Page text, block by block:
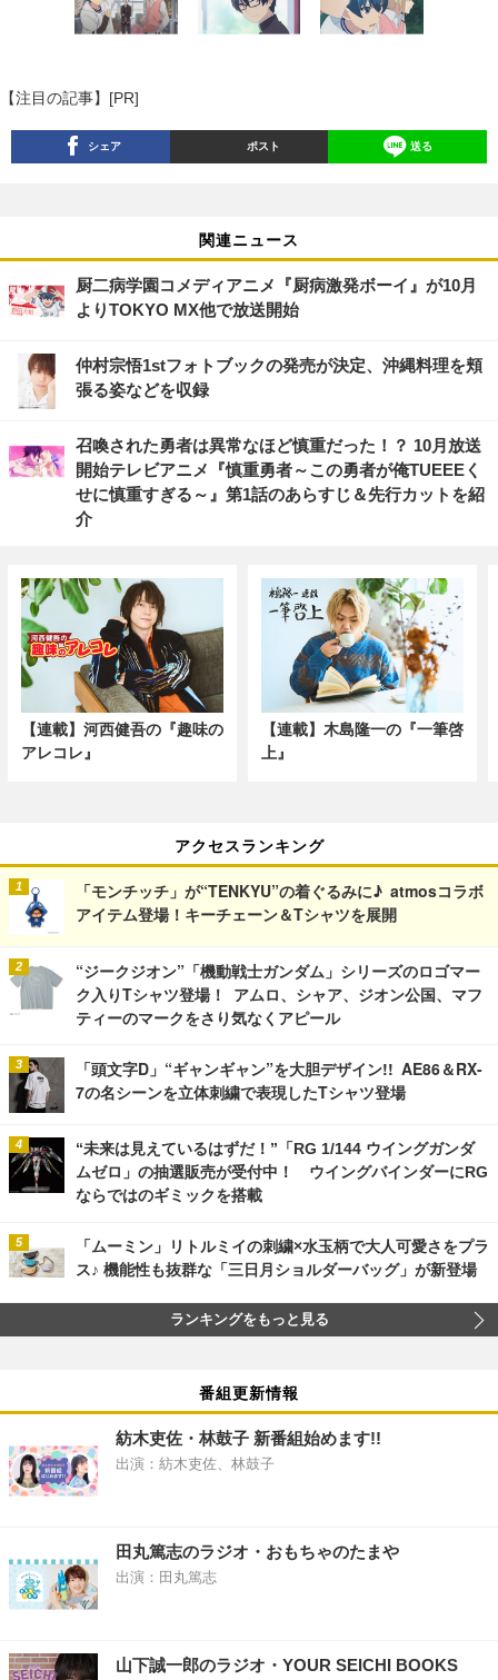
【注目の記事】[PR]
シェア ポスト 送る
関連ニュース
厨二病学園コメディアニメ『厨病激発ボーイ』が10月
よりTOKYO MX他で放送開始
仲村宗悟1stフォトブックの発売が決定、沖縄料理を頬
張る姿などを収録
召喚された勇者は異常なほど慎重だった！？ 10月放送
開始テレビアニメ『慎重勇者～この勇者が俺TUEEEく
せに慎重すぎる～』第1話のあらすじ＆先行カットを紹
介
【連載】河西健吾の『趣味の
アレコレ』
【連載】木島隆一の『一筆啓
上』
アクセスランキング
「モンチッチ」が“TENKYU”の着ぐるみに♪ atmosコラボ
アイテム登場！キーチェーン＆Tシャツを展開
“ジークジオン”「機動戦士ガンダム」シリーズのロゴマー
ク入りTシャツ登場！ アムロ、シャア、ジオン公国、マフ
ティーのマークをさり気なくアピール
「頭文字D」“ギャンギャン”を大胆デザイン!! AE86＆RX-
7の名シーンを立体刺繍で表現したTシャツ登場
“未来は見えているはずだ！”「RG 1/144 ウイングガンダ
ムゼロ」の抽選販売が受付中！ ウイングバインダーにRG
ならではのギミックを搭載
「ムーミン」リトルミイの刺繍×水玉柄で大人可愛さをプラ
ス♪ 機能性も抜群な「三日月ショルダーバッグ」が新登場
ランキングをもっと見る
番組更新情報
紡木吏佐・林鼓子 新番組始めます!!
出演：紡木吏佐、林鼓子
田丸篤志のラジオ・おもちゃのたまや
出演：田丸篤志
山下誠一郎のラジオ・YOUR SEICHI BOOKS